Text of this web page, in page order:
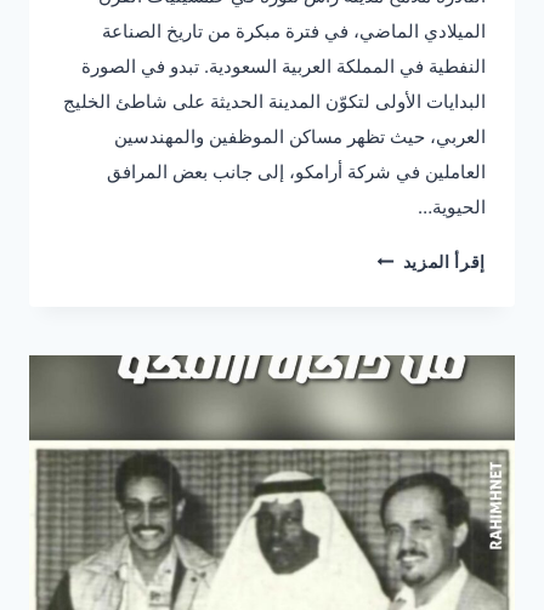
الميلادي الماضي، في فترة مبكرة من تاريخ الصناعة
النفطية في المملكة العربية السعودية. تبدو في الصورة
البدايات الأولى لتكوّن المدينة الحديثة على شاطئ الخليج
العربي، حيث تظهر مساكن الموظفين والمهندسين
العاملين في شركة أرامكو، إلى جانب بعض المرافق
الحيوية…
إقرأ المزيد رأس